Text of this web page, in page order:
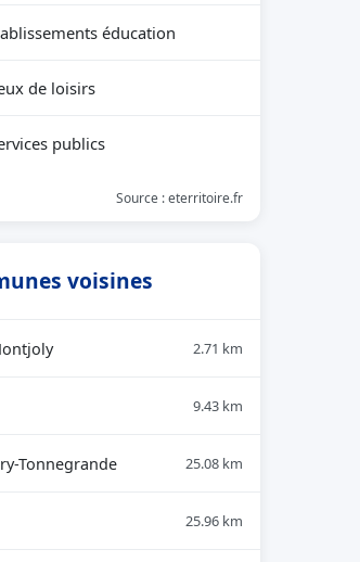
éducation
de loisirs
publics
Source : eterritoire.fr
voisines
2.71 km
9.43 km
Tonnegrande 25.08 km
25.96 km